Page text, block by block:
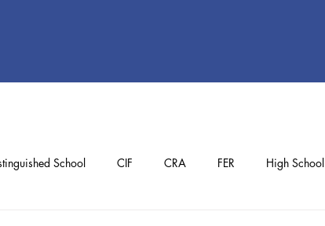
School CIF CRA FER High School